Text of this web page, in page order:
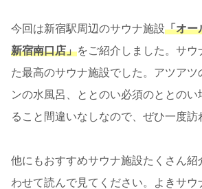
今回は新宿駅周辺のサウナ施設「オー
新宿南口店」をご紹介しました。サ
た最高のサウナ施設でした。アツアツ
ンの水風呂、ととのい必須のととの
ること間違いなしなので、ぜひ一度訪
他にもおすすめサウナ施設たくさん紹
わせて読んで見てください。よきサウ